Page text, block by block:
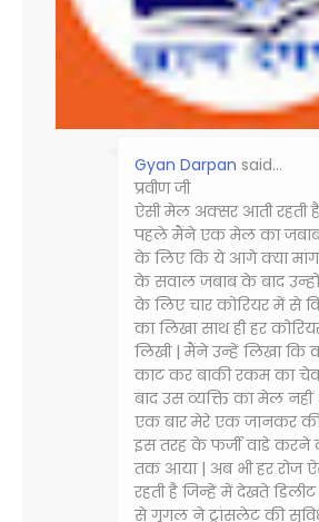
Gyan Darpan said…
प्रवीण जी
ऐसी मेल अक्सर आती रहती
पहले मैंने एक मेल का जबाब
के लिए कि ये आगे क्या
के सवाल जबाब के बाद
के लिए चार कोरियर में से
का लिखा साथ ही हर
लिखी | मैंने उन्हें लिखा कि
काट कर बाकी रकम का
बाद उस व्यक्ति का मेल
एक बार मेरे एक जानकर की
इस तरह के फर्जी वाडे करने
तक आया | अब भी हर रोज
रहती है जिन्हें में देखते
से गूगल ने ट्रांसलेट की